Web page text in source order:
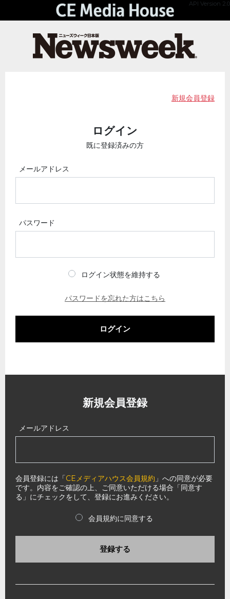
API Version 2.0
新規会員登録
ログイン
既に登録済みの方
メールアドレス
パスワード
ログイン状態を維持する
パスワードを忘れた方はこちら
ログイン
新規会員登録
メールアドレス
会員登録には「CEメディアハウス会員規約 」への同意が必要
です。内容をご確認の上、ご同意いただける場合「同意す
る」にチェックをして、登録にお進みください。
会員規約に同意する
登録する